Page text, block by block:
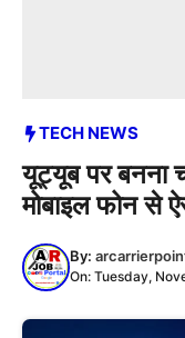
TECH NEWS
यूट्यूब पर बनना
मोबाइल फोन
By:
On: Tuesday,